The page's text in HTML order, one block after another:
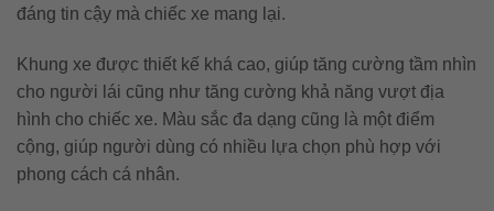
đáng tin cậy mà chiếc xe mang lại.
Khung xe được thiết kế khá cao, giúp tăng cường tầm nhìn
cho người lái cũng như tăng cường khả năng vượt địa
hình cho chiếc xe. Màu sắc đa dạng cũng là một điểm
cộng, giúp người dùng có nhiều lựa chọn phù hợp với
phong cách cá nhân.